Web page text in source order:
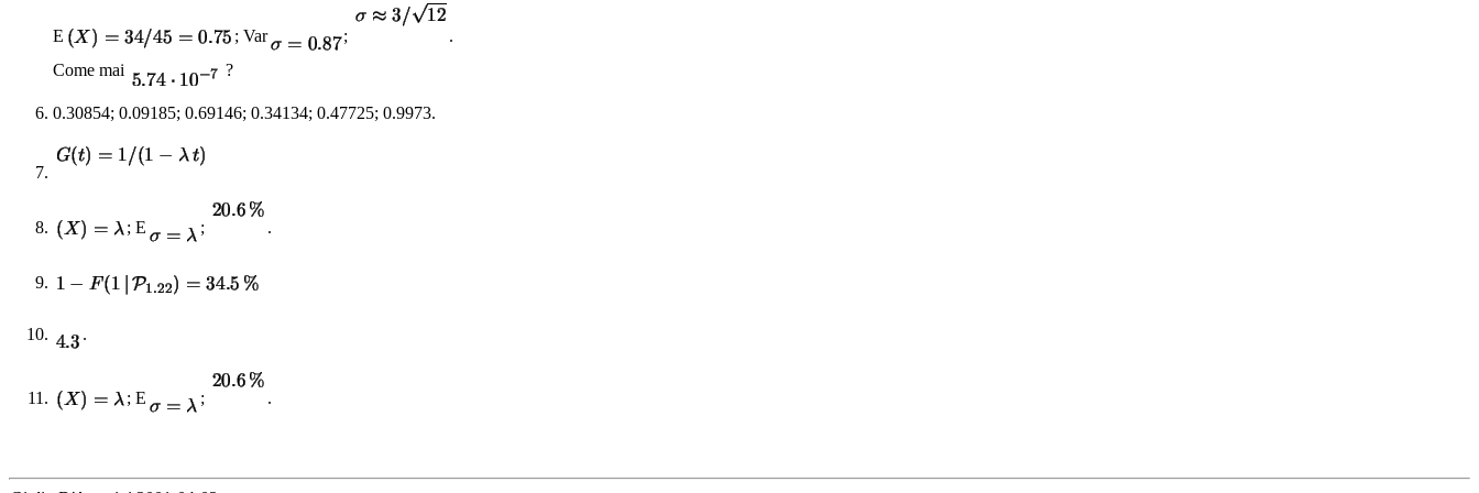
E ; Var ;
.
Come mai
?
0.30854; 0.09185; 0.69146; 0.34134; 0.47725; 0.9973.
; E ; .
.
; E ; .